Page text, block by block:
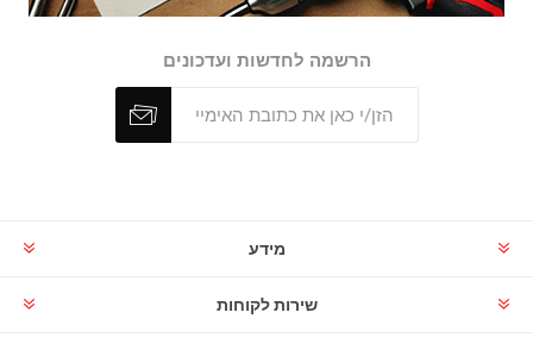
הרשמה לחדשות ועדכונים
מידע
שירות לקוחות